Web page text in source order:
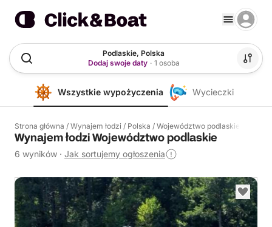
Podlaskie, Polska
Dodaj swoje daty · 1 osoba
Wszystkie wypożyczenia Wycieczki
Strona główna / Wynajem łodzi / Polska / Województwo podlaskie
Wynajem łodzi Województwo podlaskie
6 wyników · Jak sortujemy ogłoszenia